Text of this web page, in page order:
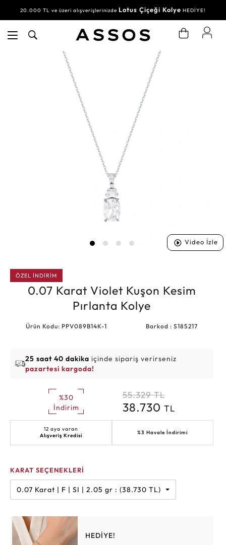
20.000 TL ve üzeri alışverişlerinizde Lotus Çiçeği Kolye HEDİYE!
Video İzle
ÖZEL İNDİRİM
0.07 Karat Violet Kuşon Kesim
Pırlanta Kolye
Ürün Kodu: PPV089B14K-1 Barkod : S185217
25 saat 40 dakika içinde sipariş verirseniz
pazartesi kargoda!
%30
İndirim
55.329 TL
38.730 TL
12 aya varan
Alışveriş Kredisi
%3 Havale İndirimi
KARAT SEÇENEKLERİ
0.07 Karat | F | SI | 2.05 gr : (38.730 TL)
HEDİYE!